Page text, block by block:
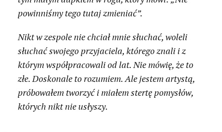
powinniśmy tego tutaj zmieniać”.
Nikt w zespole nie chciał mnie słuchać, woleli
słuchać swojego przyjaciela, którego znali i z
którym współpracowali od lat. Nie mówię, że to
złe. Doskonale to rozumiem. Ale jestem artystą,
próbowałem tworzyć i miałem stertę pomysłów,
których nikt nie usłyszy.